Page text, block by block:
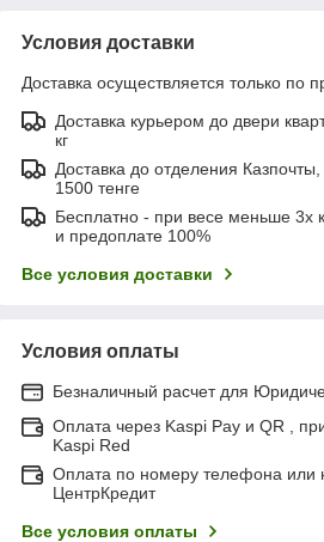
Условия доставки
Доставка осуществляется только по
Доставка курьером до двери
кг
Доставка до отделения
1500 тенге
Бесплатно - при весе меньше 3х
и предоплате 100%
Все условия доставки
Условия оплаты
Безналичный расчет для
Оплата через Kaspi Pay и QR ,
Kaspi Red
Оплата по номеру телефона или
ЦентрКредит
Все условия оплаты